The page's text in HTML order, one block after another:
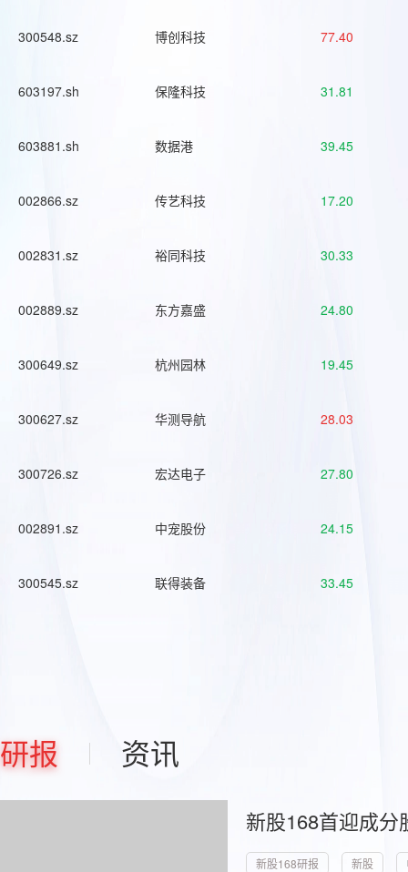
300548.sz 博创科技 77.40
603197.sh 保隆科技 31.81
603881.sh 数据港 39.45
002866.sz 传艺科技 17.20
002831.sz 裕同科技 30.33
002889.sz 东方嘉盛 24.80
300649.sz 杭州园林 19.45
300627.sz 华测导航 28.03
300726.sz 宏达电子 27.80
002891.sz 中宠股份 24.15
300545.sz 联得装备 33.45
研报 资讯
新股168首迎成
新股168研报 新股